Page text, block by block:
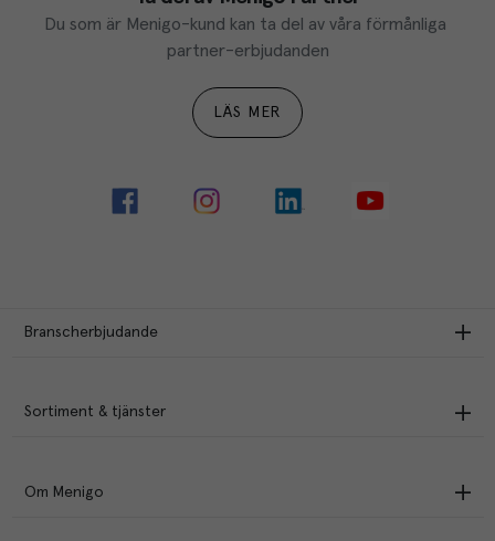
Du som är Menigo-kund kan ta del av våra förmånliga
partner-erbjudanden
LÄS MER
Branscherbjudande
Sortiment & tjänster
Om Menigo